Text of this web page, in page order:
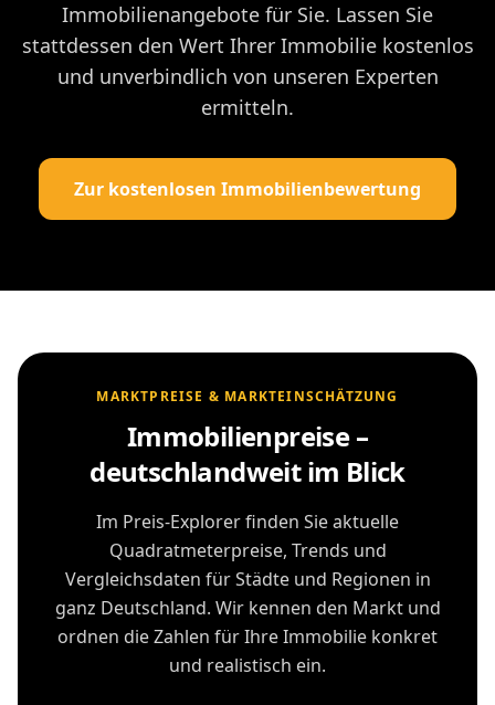
Immobilienangebote für Sie. Lassen Sie
stattdessen den Wert Ihrer Immobilie kostenlos
und unverbindlich von unseren Experten
ermitteln.
Zur kostenlosen Immobilienbewertung
MARKTPREISE & MARKTEINSCHÄTZUNG
Immobilienpreise –
deutschlandweit im Blick
Im Preis-Explorer finden Sie aktuelle
Quadratmeterpreise, Trends und
Vergleichsdaten für Städte und Regionen in
ganz Deutschland. Wir kennen den Markt und
ordnen die Zahlen für Ihre Immobilie konkret
und realistisch ein.